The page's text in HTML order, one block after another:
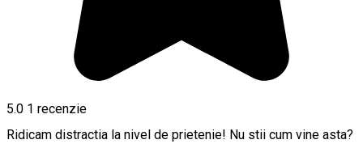
5.0 1 recenzie
Ridicam distractia la nivel de prietenie! Nu stii cum vine asta?